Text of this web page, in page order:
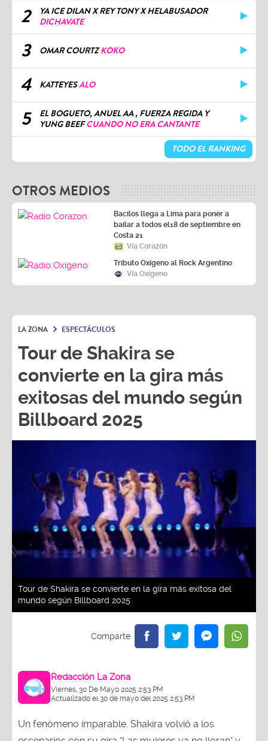
2
YA ICE DILAN X REY TONY X HELABUSADOR
DICHAVATE
3 OMAR COURTZKOKO
4 KATTEYESALO
5
EL BOGUETO, ANUEL AA , FUERZA REGIDA Y
YUNG BEEFCUANDO NO ERA CANTANTE
TODO EL RANKING
OTROS MEDIOS
Bacilos llega a Lima para poner a
bailar a todos el18 de septiembre en
Costa 21
Vía Corazón
Tributo Oxígeno al Rock Argentino
Vía Oxígeno
LA ZONA ESPECTÁCULOS
Tour de Shakira se
convierte en la gira más
exitosas del mundo según
Billboard 2025
Tour de Shakira se convierte en la gira más exitosa del
mundo según Billboard 2025
Redacción La Zona
Viernes, 30 De Mayo 2025 2:53 PM
Actualizado el 30 de mayo del 2025 2:53 PM
Un fenómeno imparable. Shakira volvió a los